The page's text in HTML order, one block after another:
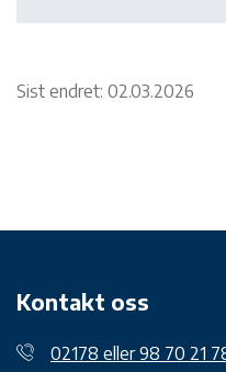
Sist endret: 02.03.2026
Kontakt oss
02178 eller 98 70 21